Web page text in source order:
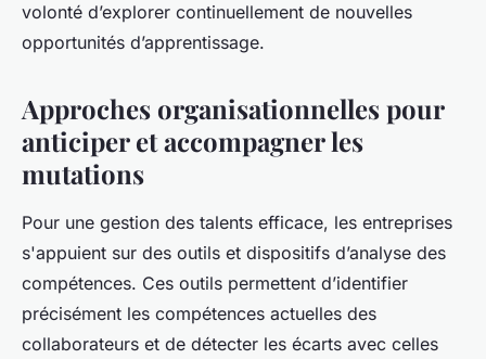
volonté d’explorer continuellement de nouvelles
opportunités d’apprentissage.
Approches organisationnelles pour
anticiper et accompagner les
mutations
Pour une gestion des talents efficace, les entreprises
s'appuient sur des outils et dispositifs d’analyse des
compétences. Ces outils permettent d’identifier
précisément les compétences actuelles des
collaborateurs et de détecter les écarts avec celles